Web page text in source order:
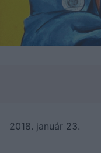
2018. január 23.